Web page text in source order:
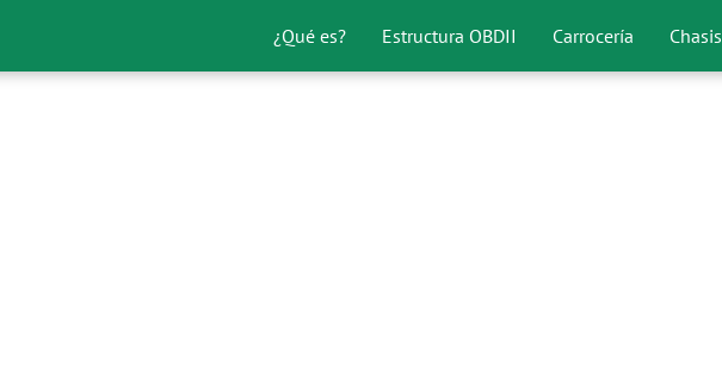
¿Qué es? Estructura OBDII Carrocería Chasis